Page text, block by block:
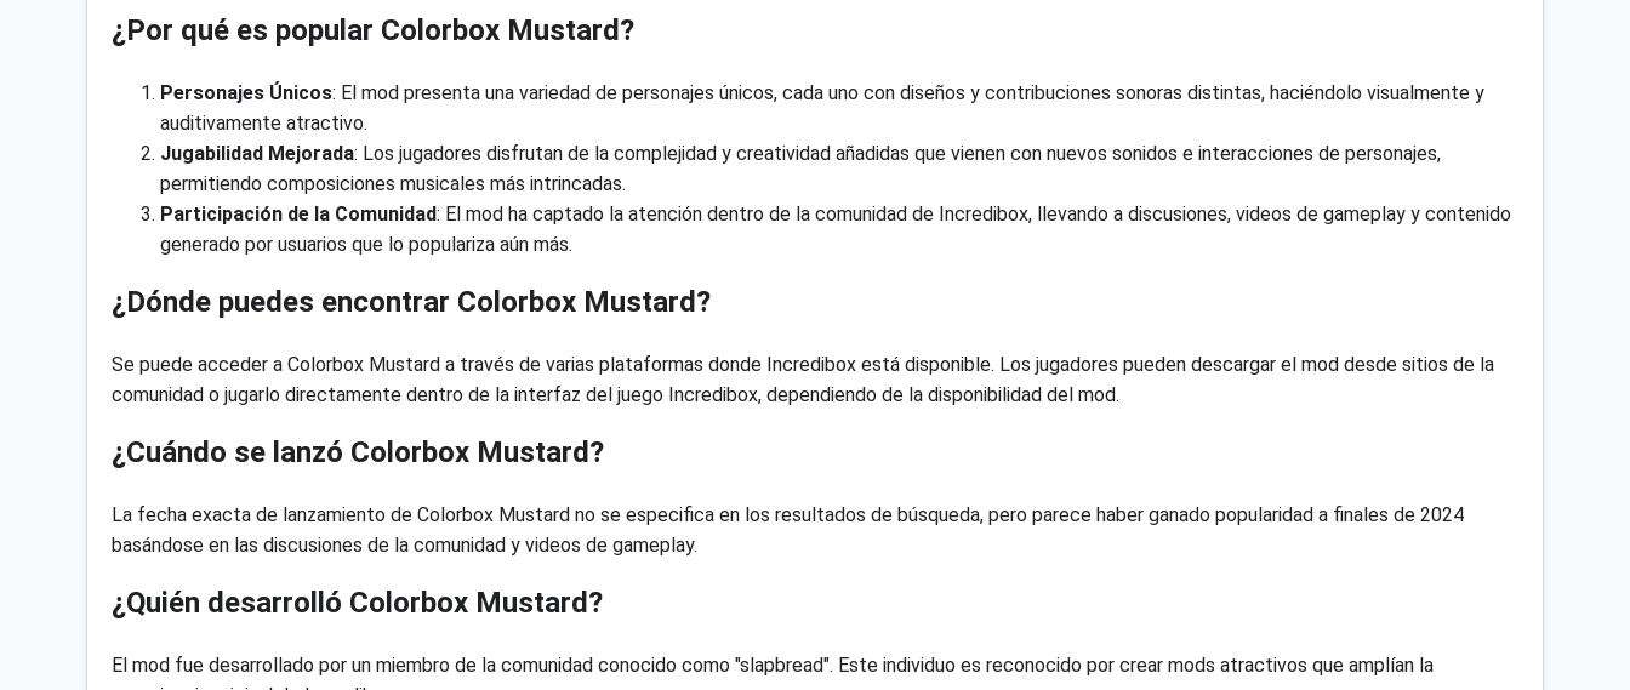
¿Por qué es popular Colorbox Mustard?
Personajes Únicos: El mod presenta una variedad de personajes únicos, cada uno con diseños y contribuciones sonoras distintas, haciéndolo visualmente y
auditivamente atractivo.
Jugabilidad Mejorada: Los jugadores disfrutan de la complejidad y creatividad añadidas que vienen con nuevos sonidos e interacciones de personajes,
permitiendo composiciones musicales más intrincadas.
Participación de la Comunidad: El mod ha captado la atención dentro de la comunidad de Incredibox, llevando a discusiones, videos de gameplay y contenido
generado por usuarios que lo populariza aún más.
¿Dónde puedes encontrar Colorbox Mustard?
Se puede acceder a Colorbox Mustard a través de varias plataformas donde Incredibox está disponible. Los jugadores pueden descargar el mod desde sitios de la
comunidad o jugarlo directamente dentro de la interfaz del juego Incredibox, dependiendo de la disponibilidad del mod.
¿Cuándo se lanzó Colorbox Mustard?
La fecha exacta de lanzamiento de Colorbox Mustard no se especifica en los resultados de búsqueda, pero parece haber ganado popularidad a finales de 2024
basándose en las discusiones de la comunidad y videos de gameplay.
¿Quién desarrolló Colorbox Mustard?
El mod fue desarrollado por un miembro de la comunidad conocido como "slapbread". Este individuo es reconocido por crear mods atractivos que amplían la